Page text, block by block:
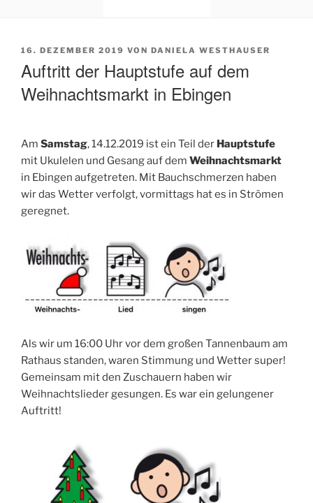
VERÖFFENTLICHT
16. DEZEMBER 2019 VON DANIELA WESTHAUSER
Auftritt der Hauptstufe auf dem
Weihnachtsmarkt in Ebingen
Am Samstag, 14.12.2019 ist ein Teil der Hauptstufe
mit Ukulelen und Gesang auf dem Weihnachtsmarkt
in Ebingen aufgetreten. Mit Bauchschmerzen haben
wir das Wetter verfolgt, vormittags hat es in Strömen
geregnet.
Als wir um 16:00 Uhr vor dem großen Tannenbaum am
Rathaus standen, waren Stimmung und Wetter super!
Gemeinsam mit den Zuschauern haben wir
Weihnachtslieder gesungen. Es war ein gelungener
Auftritt!